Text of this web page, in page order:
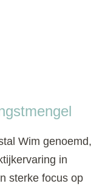
Wim genoemd,
in
sterke focus op